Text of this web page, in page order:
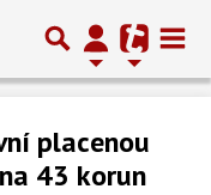
placenou
43 korun